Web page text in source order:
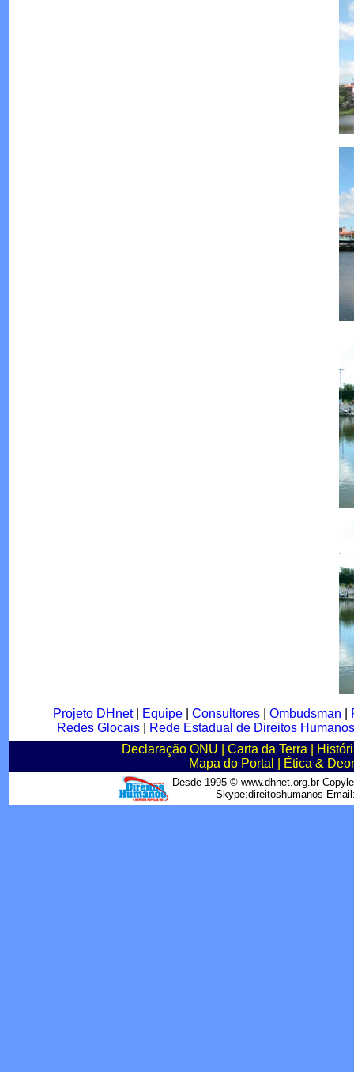
Projeto DHnet| Equipe| Consultores| Ombudsman
Redes Glocais|
Rede Estadual de Direitos
Declaração ONU
Carta da Terra
Mapa do Portal
Ética &
Desde 1995 © www.dhnet.org.br
Skype:direitoshumanos